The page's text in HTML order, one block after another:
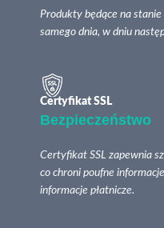
Produkty będące na
samego dnia, w dniu
Certyfikat SSL
Bezpieczeństwo
Certyfikat SSL zapewnia
co chroni poufne
informacje płatnicze.